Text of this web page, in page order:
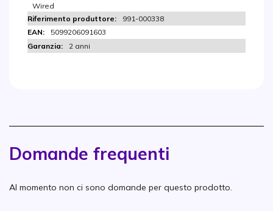
Wired
991-000338
5099206091603
2 anni
Domande frequenti
Al momento non ci sono domande per questo prodotto.